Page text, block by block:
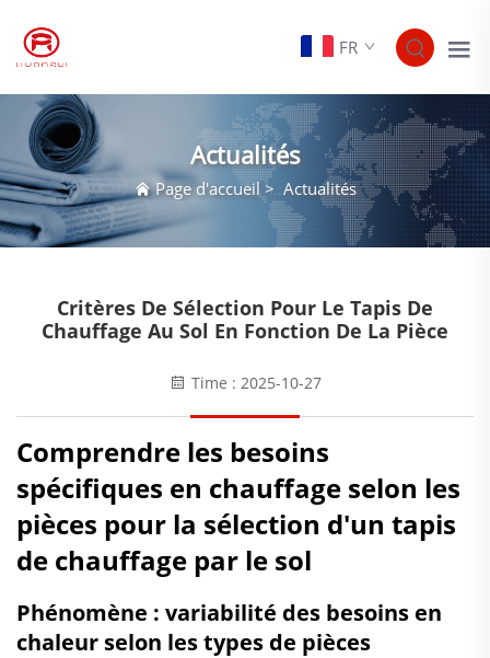
FR
Actualités
Page d'accueil> Actualités
Critères De Sélection Pour Le Tapis De
Chauffage Au Sol En Fonction De La Pièce
Time : 2025-10-27
Comprendre les besoins
spécifiques en chauffage selon les
pièces pour la sélection d'un tapis
de chauffage par le sol
Phénomène : variabilité des besoins en
chaleur selon les types de pièces